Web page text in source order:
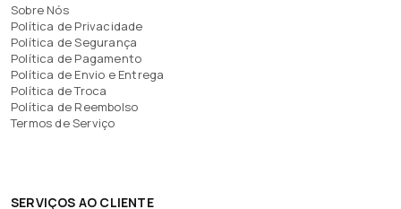
Sobre Nós
Política de Privacidade
Política de Segurança
Política de Pagamento
Política de Envio e Entrega
Política de Troca
Política de Reembolso
Termos de Serviço
SERVIÇOS AO CLIENTE